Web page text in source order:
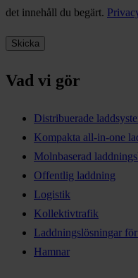
det innehåll du begärt.
Vad vi gör
Distribuerade
Kompakta all-in-one
Molnbaserad
Offentlig laddning
Logistik
Kollektivtrafik
Laddningslösningar
Hamnar